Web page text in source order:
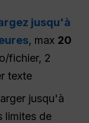
jusqu'à
, max 20
fichier, 2
texte
jusqu'à
limites de